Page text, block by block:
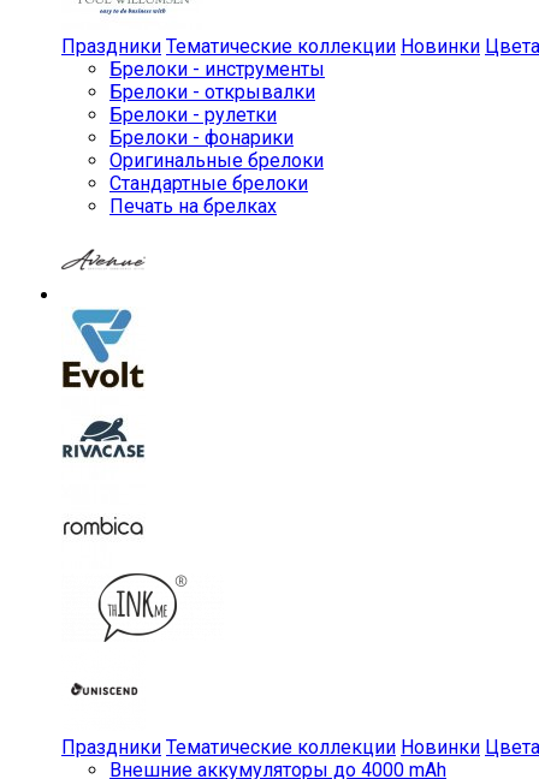
Праздники Тематические коллекции Новинки Цвета
Брелоки - инструменты
Брелоки - открывалки
Брелоки - рулетки
Брелоки - фонарики
Оригинальные брелоки
Стандартные брелоки
Печать на брелках
Праздники Тематические коллекции Новинки Цвета
Внешние аккумуляторы до 4000 mAh